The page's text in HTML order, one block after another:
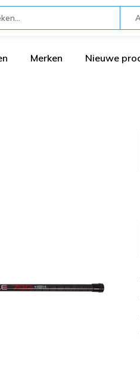
Merken Nieuwe